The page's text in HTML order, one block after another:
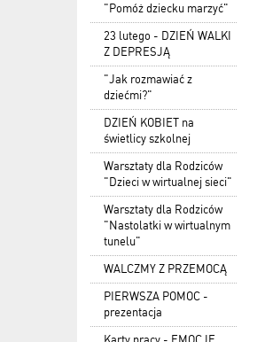
"Pomóż dziecku marzyć"
23 lutego - DZIEŃ WALKI
Z DEPRESJĄ
"Jak rozmawiać z
dziećmi?"
DZIEŃ KOBIET na
świetlicy szkolnej
Warsztaty dla Rodziców
"Dzieci w wirtualnej sieci"
Warsztaty dla Rodziców
"Nastolatki w wirtualnym
tunelu"
WALCZMY Z PRZEMOCĄ
PIERWSZA POMOC -
prezentacja